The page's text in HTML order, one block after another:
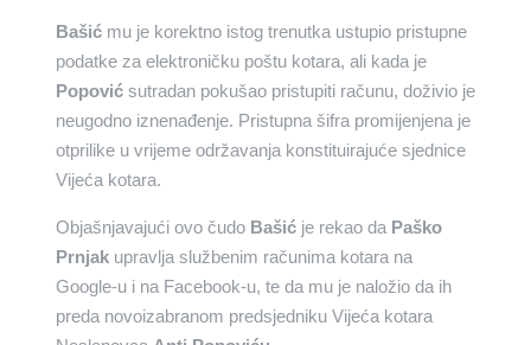
Bašićmu je korektno istog trenutka ustupio pristupne
podatke za elektroničku poštu kotara, ali kada je
Popovićsutradan pokušao pristupiti računu, doživio je
neugodno iznenađenje. Pristupna šifra promijenjena je
otprilike u vrijeme održavanja konstituirajuće sjednice
Vijeća kotara.
Objašnjavajući ovo čudo Bašićje rekao da Paško
Prnjakupravlja službenim računima kotara na
Google-u i na Facebook-u, te da mu je naložio da ih
preda novoizabranom predsjedniku Vijeća kotara